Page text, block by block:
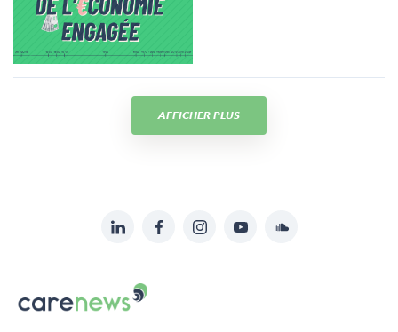
AFFICHER PLUS
sur:
LinkedInFacebookInstagramYouTubeSoundcloud
Le